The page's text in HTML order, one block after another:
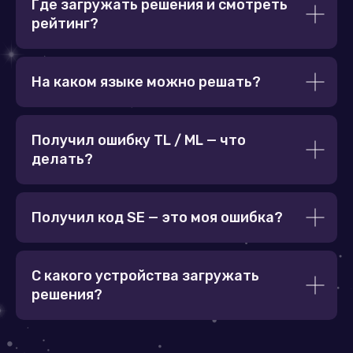
Где загружать решения и смотреть
рейтинг?
На каком языке можно решать?
Получил ошибку TL / ML — что
делать?
Получил код SE — это моя ошибка?
С какого устройства загружать
решения?